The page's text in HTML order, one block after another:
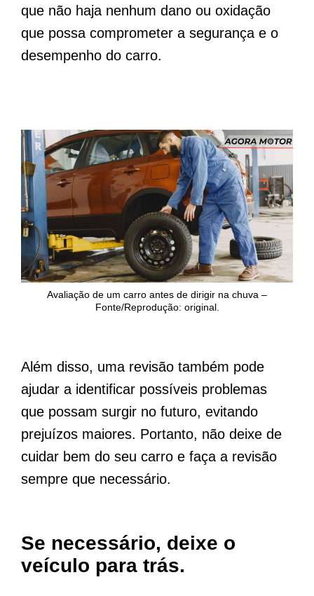
que não haja nenhum dano ou oxidação
que possa comprometer a segurança e o
desempenho do carro.
Avaliação de um carro antes de dirigir na chuva –
Fonte/Reprodução: original.
Além disso, uma revisão também pode
ajudar a identificar possíveis problemas
que possam surgir no futuro, evitando
prejuízos maiores. Portanto, não deixe de
cuidar bem do seu carro e faça a revisão
sempre que necessário.
Se necessário, deixe o
veículo para trás.